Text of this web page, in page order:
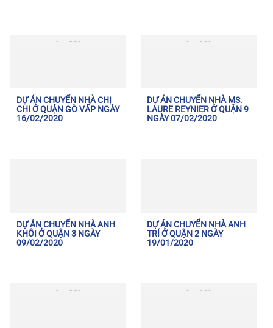
DỰ ÁN CHUYỂN NHÀ CHỊ
CHI Ở QUẬN GÒ VẤP NGÀY
16/02/2020
DỰ ÁN CHUYỂN NHÀ MS.
LAURE REYNIER Ở QUẬN 9
NGÀY 07/02/2020
DỰ ÁN CHUYỂN NHÀ ANH
KHÔI Ở QUẬN 3 NGÀY
09/02/2020
DỰ ÁN CHUYỂN NHÀ ANH
TRÍ Ở QUẬN 2 NGÀY
19/01/2020